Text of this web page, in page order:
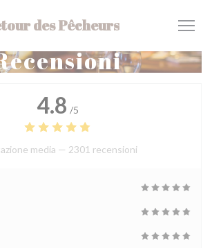
des Pêcheurs
4.8 /5
media — 2301 recensioni